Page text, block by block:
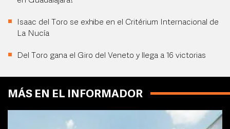
Isaac del Toro se exhibe en el Critérium Internacional de
La Nucía
Del Toro gana el Giro del Veneto y llega a 16 victorias
MÁS EN EL INFORMADOR